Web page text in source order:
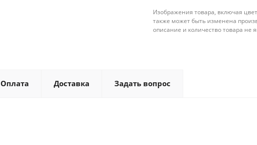
производительность.
Изображения товара, включая
также может быть изменена
описание и количество товара не
Оплата Доставка Задать вопрос